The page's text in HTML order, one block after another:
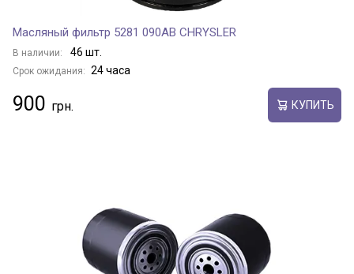
Масляный фильтр 5281 090AB CHRYSLER
В наличии: 46 шт.
Срок ожидания: 24 часа
900 КУПИТЬ